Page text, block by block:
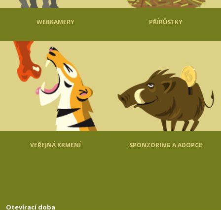
WEBKAMERY PŘÍRŮSTKY
VEŘEJNÁ KRMENÍ SPONZORING A ADOPCE
Otevírací doba